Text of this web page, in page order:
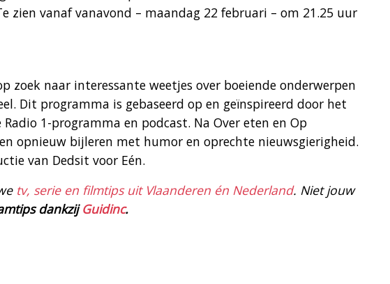
zien vanaf vanavond – maandag 22 februari – om 21.25 uur
zoek naar interessante weetjes over boeiende onderwerpen
Dit programma is gebaseerd op en geïnspireerd door het
1-programma en podcast. Na Over eten en Op
opnieuw bijleren met humor en oprechte nieuwsgierigheid.
van Dedsit voor Eén.
tv, serie en filmtips uit Vlaanderen én Nederland. Niet jouw
dankzijGuidinc.